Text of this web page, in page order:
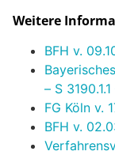
Weitere
BFH v.
– S
FG Köln v.
BFH v.